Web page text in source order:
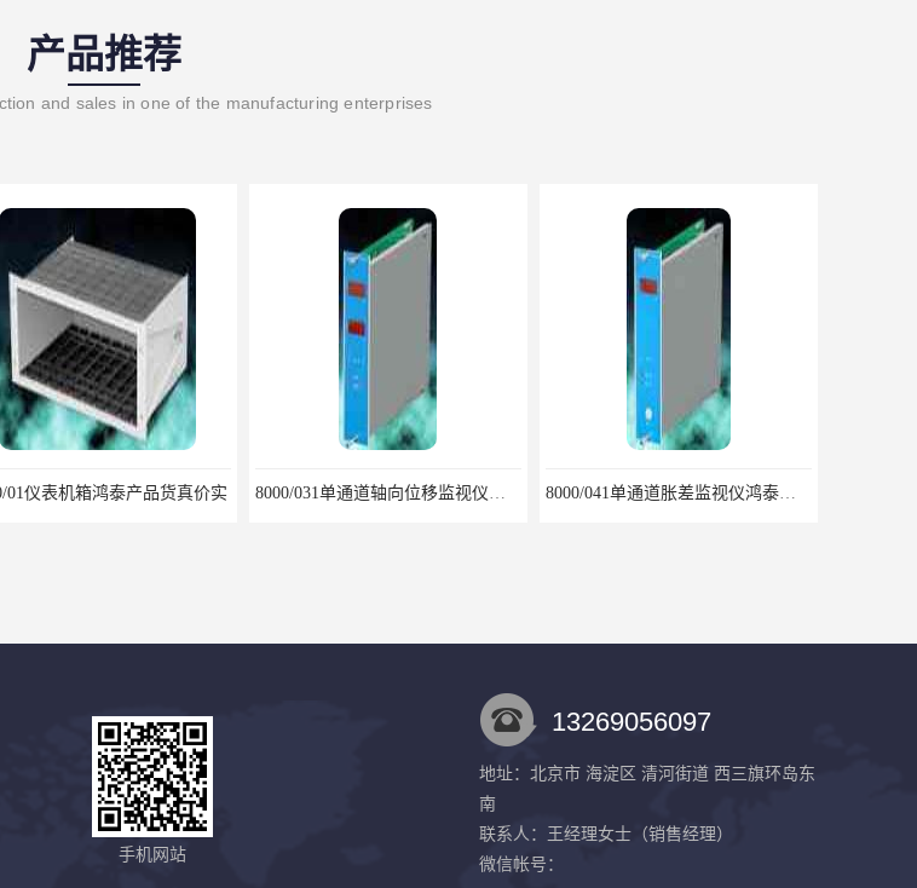
产品推荐
and sales in one of the manufacturing enterprises
8000/031单通道轴向位移监视仪安装调试方法 8000/041单通道胀差监视仪鸿泰产品线性度好测量范围宽 8000/042双通道胀差监视仪鸿泰产品闪亮特点
8000/081单通道阀位监视鸿泰产品质高品优 8000B/000仪表机箱鸿泰产品线性度好测量范围宽
手机网站
13269056097
地址：北京市 海淀区 清河街道 西三旗环岛东
南
联系人：王经理女士 （销售经理）
微信帐号：